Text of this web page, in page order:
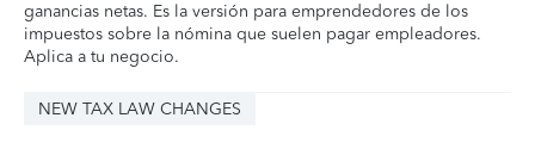
ganancias netas. Es la versión para emprendedores de los
impuestos sobre la nómina que suelen pagar empleadores.
Aplica a tu negocio.
NEW TAX LAW CHANGES